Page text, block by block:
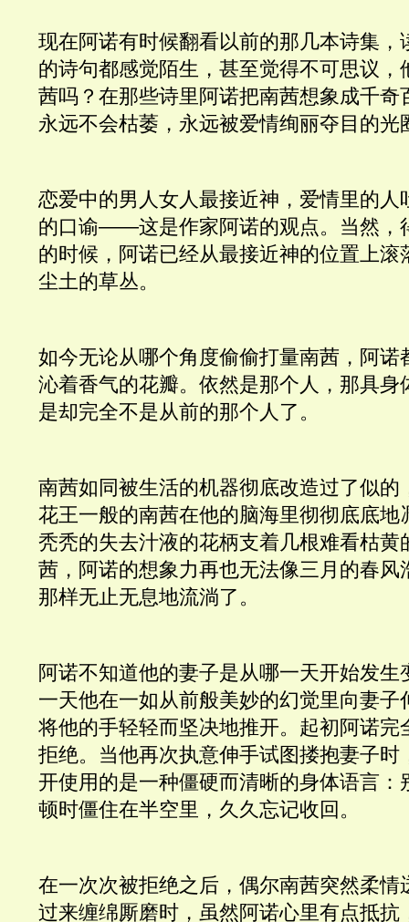
现在阿诺有时候翻看以前的那几本诗集，
的诗句都感觉陌生，甚至觉得不可思议，
茜吗？在那些诗里阿诺把南茜想象成千奇
永远不会枯萎，永远被爱情绚丽夺目的光
恋爱中的男人女人最接近神，爱情里的人
的口谕——这是作家阿诺的观点。当然，
的时候，阿诺已经从最接近神的位置上滚
尘土的草丛。
如今无论从哪个角度偷偷打量南茜，阿诺
沁着香气的花瓣。依然是那个人，那具身
是却完全不是从前的那个人了。
南茜如同被生活的机器彻底改造过了似的
花王一般的南茜在他的脑海里彻彻底底地
秃秃的失去汁液的花柄支着几根难看枯黄
茜，阿诺的想象力再也无法像三月的春风
那样无止无息地流淌了。
阿诺不知道他的妻子是从哪一天开始发生
一天他在一如从前般美妙的幻觉里向妻子
将他的手轻轻而坚决地推开。起初阿诺完
拒绝。当他再次执意伸手试图搂抱妻子时
开使用的是一种僵硬而清晰的身体语言：
顿时僵住在半空里，久久忘记收回。
在一次次被拒绝之后，偶尔南茜突然柔情
过来缠绵厮磨时，虽然阿诺心里有点抵抗